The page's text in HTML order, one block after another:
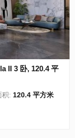
II 3 卧, 120.4 平
积: 120.4 平方米